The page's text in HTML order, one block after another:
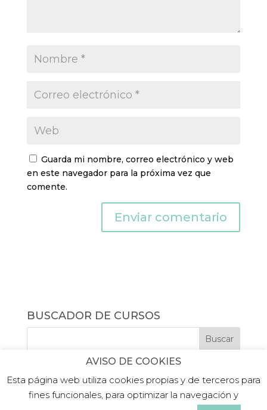
Guarda mi nombre, correo electrónico y web
en este navegador para la próxima vez que
comente.
BUSCADOR DE CURSOS
AVISO DE COOKIES
Esta página web utiliza cookies propias y de terceros para
fines funcionales, para optimizar la navegación y